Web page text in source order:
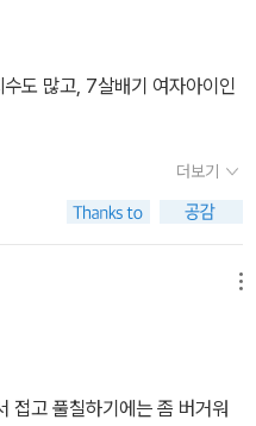
도 많고, 7살배기 여자아이인
더보기
접고 풀칠하기에는 좀 버거워